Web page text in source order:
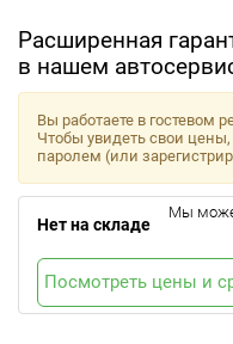
Расширенная
в нашем
Вы работаете в гостевом
Чтобы увидеть свои
паролем (или
Нет на складе
Мы
Посмотреть цены и